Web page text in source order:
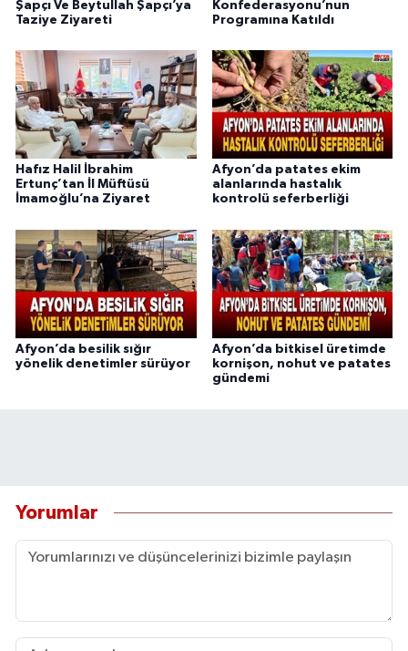
Şapçı Ve Beytullah Şapçı’ya
Taziye Ziyareti
Konfederasyonu’nun
Programına Katıldı
Hafız Halil İbrahim
Ertunç’tan İl Müftüsü
İmamoğlu’na Ziyaret
Afyon’da patates ekim
alanlarında hastalık
kontrolü seferberliği
Afyon’da besilik sığır
yönelik denetimler sürüyor
Afyon’da bitkisel üretimde
kornişon, nohut ve patates
gündemi
Yorumlar